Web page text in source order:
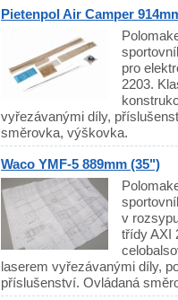
Pietenpol Air Camper
pro
2203.
vyřezávanými díly,
směrovka, výškovka.
Waco YMF-5 889mm (35")
v
třídy AXI
laserem vyřezávanými díly,
příslušenství. Ovládaná